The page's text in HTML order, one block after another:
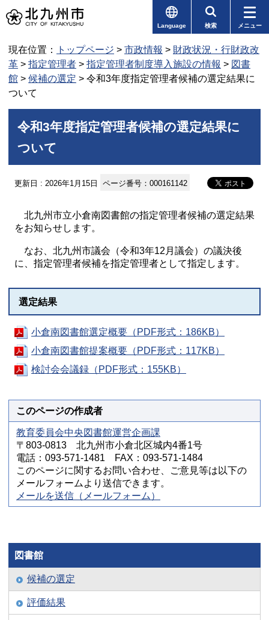
Language 検索 メニュー
現在位置： トップページ > 市政情報 > 財政状況・行財政改
革 > 指定管理者 > 指定管理者制度導入施設の情報 > 図書
館 > 候補の選定 > 令和3年度指定管理者候補の選定結果に
ついて
令和3年度指定管理者候補の選定結果に
ついて
更新日 : 2026年1月15日 ページ番号：000161142
北九州市立小倉南図書館の指定管理者候補の選定結果
をお知らせします。
なお、北九州市議会（令和3年12月議会）の議決後
に、指定管理者候補を指定管理者として指定します。
選定結果
小倉南図書館選定概要（PDF形式：186KB）
小倉南図書館提案概要（PDF形式：117KB）
検討会会議録（PDF形式：155KB）
このページの作成者
教育委員会中央図書館運営企画課
〒803-0813 北九州市小倉北区城内4番1号
電話：093-571-1481 FAX：093-571-1484
このページに関するお問い合わせ、ご意見等は以下の
メールフォームより送信できます。
メールを送信（メールフォーム）
図書館
候補の選定
評価結果